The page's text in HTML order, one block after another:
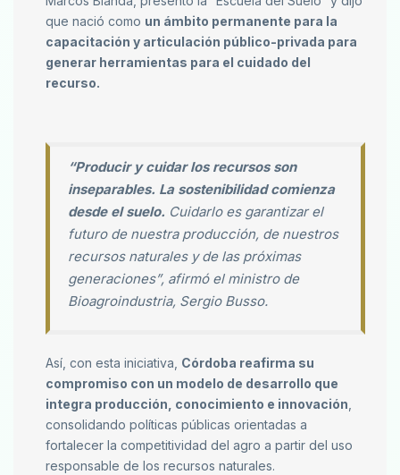
que nació como un ámbito permanente para la
capacitación y articulación público-privada para
generar herramientas para el cuidado del
recurso.
“Producir y cuidar los recursos son
inseparables. La sostenibilidad comienza
desde el suelo. Cuidarlo es garantizar el
futuro de nuestra producción, de nuestros
recursos naturales y de las próximas
generaciones”, afirmó el ministro de
Bioagroindustria, Sergio Busso.
Así, con esta iniciativa, Córdoba reafirma su
compromiso con un modelo de desarrollo que
integra producción, conocimiento e innovación
consolidando políticas públicas orientadas a
fortalecer la competitividad del agro a partir del uso
responsable de los recursos naturales.